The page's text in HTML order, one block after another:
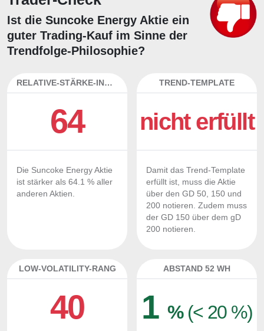
Ist die Suncoke Energy Aktie ein
guter Trading-Kauf im Sinne der
Trendfolge-Philosophie?
RELATIVE-STÄRKE-INDEX
64
Die Suncoke Energy Aktie
ist stärker als 64.1 % aller
anderen Aktien.
TREND-TEMPLATE
nicht erfüllt
Damit das Trend-Template
erfüllt ist, muss die Aktie
über den GD 50, 150 und
200 notieren. Zudem muss
der GD 150 über dem gD
200 notieren.
LOW-VOLATILITY-RANG
40
ABSTAND 52 WH
1 % (< 20 %)